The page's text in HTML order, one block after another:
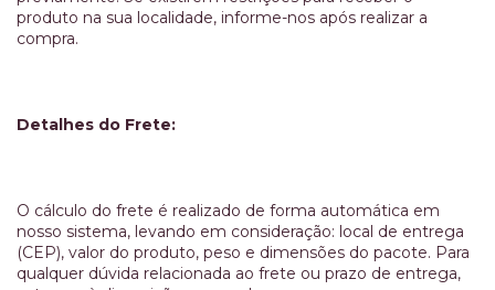
produto na sua localidade, informe-nos após realizar a
compra.
Detalhes do Frete:
O cálculo do frete é realizado de forma automática em
nosso sistema, levando em consideração: local de entrega
(CEP), valor do produto, peso e dimensões do pacote. Para
qualquer dúvida relacionada ao frete ou prazo de entrega,